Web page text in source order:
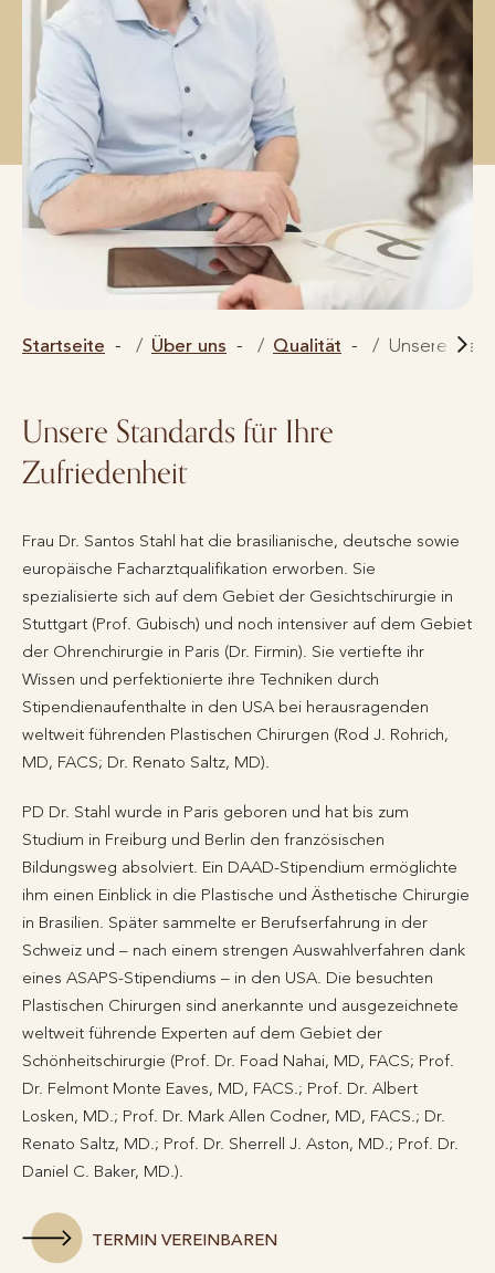
Startseite Über uns Qualität Unsere
Unsere Standards für Ihre
Zufriedenheit
Frau Dr. Santos Stahl hat die brasilianische, deutsche sowie
europäische Facharztqualifikation erworben. Sie
spezialisierte sich auf dem Gebiet der Gesichtschirurgie in
Stuttgart (Prof. Gubisch) und noch intensiver auf dem Gebiet
der Ohrenchirurgie in Paris (Dr. Firmin). Sie vertiefte ihr
Wissen und perfektionierte ihre Techniken durch
Stipendienaufenthalte in den USA bei herausragenden
weltweit führenden Plastischen Chirurgen (Rod J. Rohrich,
MD, FACS; Dr. Renato Saltz, MD).
PD Dr. Stahl wurde in Paris geboren und hat bis zum
Studium in Freiburg und Berlin den französischen
Bildungsweg absolviert. Ein DAAD-Stipendium ermöglichte
ihm einen Einblick in die Plastische und Ästhetische Chirurgie
in Brasilien. Später sammelte er Berufserfahrung in der
Schweiz und – nach einem strengen Auswahlverfahren dank
eines ASAPS-Stipendiums – in den USA. Die besuchten
Plastischen Chirurgen sind anerkannte und ausgezeichnete
weltweit führende Experten auf dem Gebiet der
Schönheitschirurgie (Prof. Dr. Foad Nahai, MD, FACS; Prof.
Dr. Felmont Monte Eaves, MD, FACS.; Prof. Dr. Albert
Losken, MD.; Prof. Dr. Mark Allen Codner, MD, FACS.; Dr.
Renato Saltz, MD.; Prof. Dr. Sherrell J. Aston, MD.; Prof. Dr.
Daniel C. Baker, MD.).
TERMIN VEREINBAREN